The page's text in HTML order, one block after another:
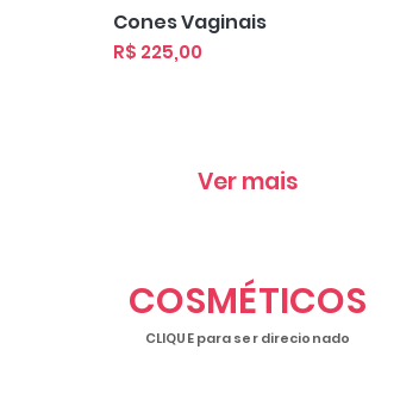
Visualização rápida
Cones Vaginais
Preço
R$ 225,00
Ver mais
COSMÉTICOS
CLIQUE para ser direcionado